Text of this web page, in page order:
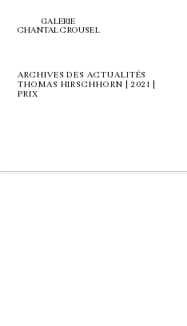
GALERIE
CHANTAL CROUSEL
ARCHIVES DES ACTUALITÉS
THOMAS HIRSCHHORN | 2021 |
PRIX